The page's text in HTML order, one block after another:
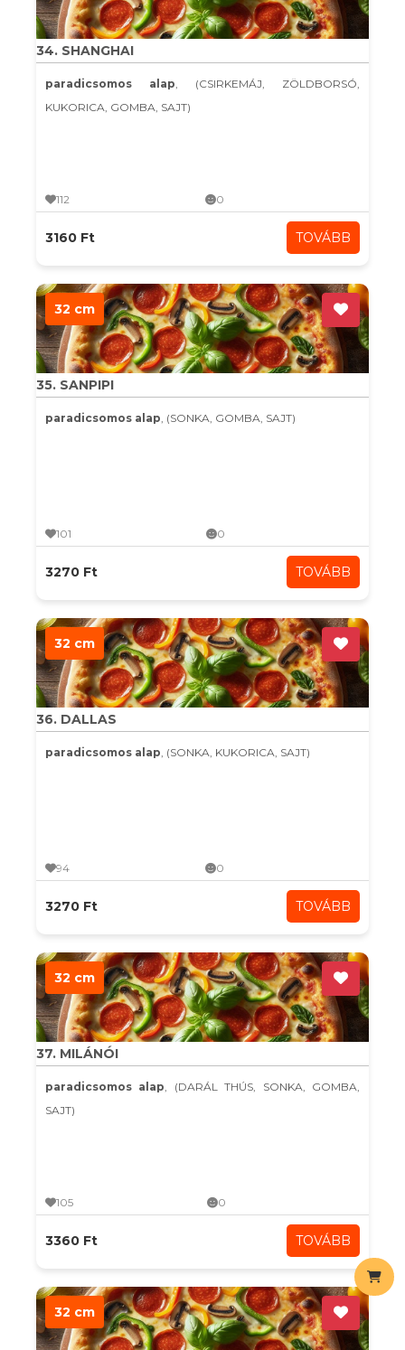
34. SHANGHAI
paradicsomos alap, (CSIRKEMÁJ, ZÖLDBORSÓ,
KUKORICA, GOMBA, SAJT)
112 0
3160 Ft TOVÁBB
32 cm
35. SANPIPI
paradicsomos alap, (SONKA, GOMBA, SAJT)
101 0
3270 Ft TOVÁBB
32 cm
36. DALLAS
paradicsomos alap, (SONKA, KUKORICA, SAJT)
94 0
3270 Ft TOVÁBB
32 cm
37. MILÁNÓI
paradicsomos alap, (DARÁL THÚS, SONKA, GOMBA,
SAJT)
105 0
3360 Ft TOVÁBB
32 cm